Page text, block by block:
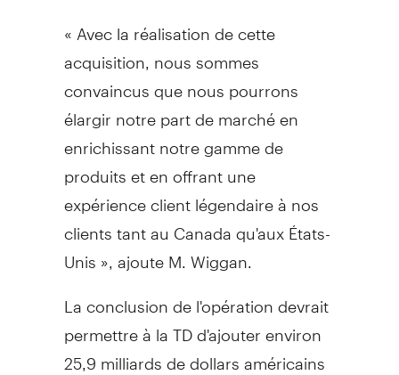
« Avec la réalisation de cette
acquisition, nous sommes
convaincus que nous pourrons
élargir notre part de marché en
enrichissant notre gamme de
produits et en offrant une
expérience client légendaire à nos
clients tant au Canada qu'aux États-
Unis », ajoute M. Wiggan.
La conclusion de l'opération devrait
permettre à la TD d'ajouter environ
25,9 milliards de dollars américains